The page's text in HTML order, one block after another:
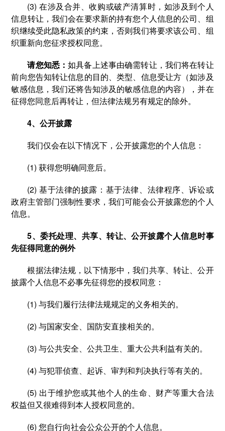
(3) 在涉及合并、收购或破产清算时，如涉及到个人
信息转让，我们会在要求新的持有您个人信息的公司、组
织继续受此隐私政策的约束，否则我们将要求该公司、组
织重新向您征求授权同意。
请您知悉：如具备上述事由确需转让，我们将在转让
前向您告知转让信息的目的、类型、信息受让方（如涉及
敏感信息，我们还将告知涉及的敏感信息的内容），并在
征得您同意后再转让，但法律法规另有规定的除外。
4、公开披露
我们仅会在以下情况下，公开披露您的个人信息：
(1) 获得您明确同意后。
(2) 基于法律的披露：基于法律、法律程序、诉讼或
政府主管部门强制性要求，我们可能会公开披露您的个人
信息。
5、委托处理、共享、转让、公开披露个人信息时事
先征得同意的例外
根据法律法规，以下情形中，我们共享、转让、公开
披露个人信息不必事先征得您的授权同意：
(1) 与我们履行法律法规规定的义务相关的。
(2) 与国家安全、国防安直接相关的。
(3) 与公共安全、公共卫生、重大公共利益有关的。
(4) 与犯罪侦查、起诉、审判和判决执行等有关的。
(5) 出于维护您或其他个人的生命、财产等重大合法
权益但又很难得到本人授权同意的。
(6) 您自行向社会公众公开的个人信息。